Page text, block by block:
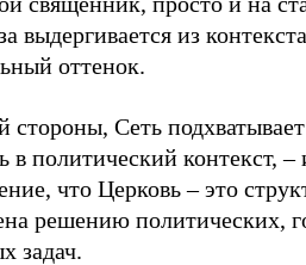
выдергивается из
оттенок.
стороны, Сеть
в политический контекст, –
что Церковь – это
решению политических,
задач.